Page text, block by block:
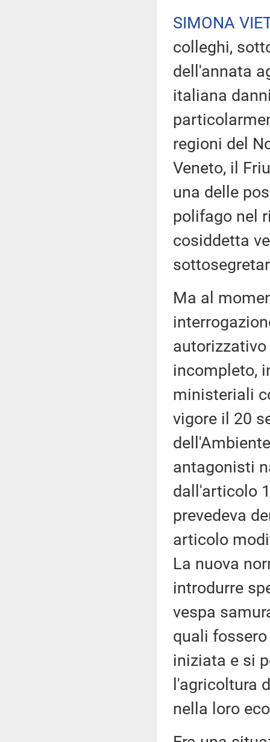
SIMONA
colleghi,
dell'annata
italiana
regioni del
Veneto, il
una delle
polifago nel
cosiddetta
Ma al
incompleto,
ministeriali
vigore il 20
antagonisti
dall'articolo
prevedeva
articolo
La nuova
introdurre
vespa
quali
iniziata e si
l'agricoltura
nella loro